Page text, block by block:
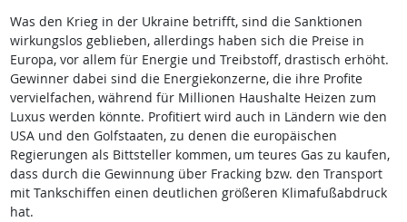
Was den Krieg in der Ukraine betrifft, sind die Sanktionen
wirkungslos geblieben, allerdings haben sich die Preise in
Europa, vor allem für Energie und Treibstoff, drastisch erhöht.
Gewinner dabei sind die Energiekonzerne, die ihre Profite
vervielfachen, während für Millionen Haushalte Heizen zum
Luxus werden könnte. Profitiert wird auch in Ländern wie den
USA und den Golfstaaten, zu denen die europäischen
Regierungen als Bittsteller kommen, um teures Gas zu kaufen,
dass durch die Gewinnung über Fracking bzw. den Transport
mit Tankschiffen einen deutlichen größeren Klimafußabdruck
hat.